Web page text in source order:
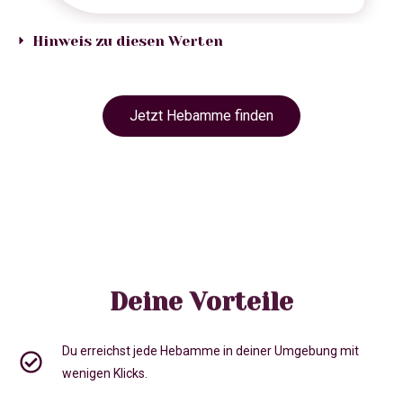
Hinweis zu diesen Werten
Jetzt Hebamme finden
Deine Vorteile
Du erreichst jede Hebamme in deiner Umgebung mit
wenigen Klicks.